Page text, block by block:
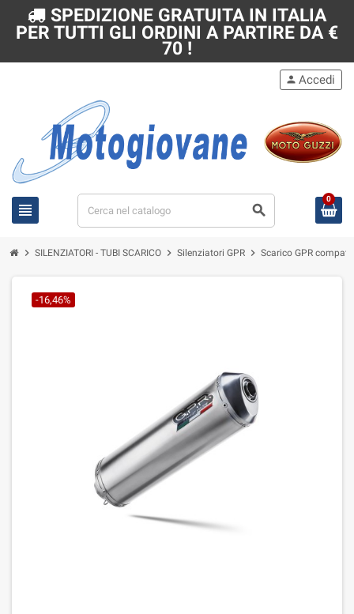
SPEDIZIONE GRATUITA IN ITALIA
PER TUTTI GLI ORDINI A PARTIRE DA €
70 !
view_headline search
person Accedi
0
chevron_right SILENZIATORI - TUBI SCARICO chevron_right Silenziatori GPR chevron_right Scarico GPR
-16,46%